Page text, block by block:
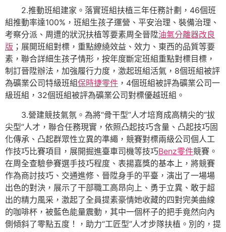
2.推動班組建家。落實班組扶植三年任務計劃，46個班
組推動率達100%，班組生孩子運營、平安治理、裝備治理、
考察分派、周遭的狀況扶植等要素周全晉陞油氣分離器改良
版 ；展開班組對標，重點繚繞效益、效力、東西的品質等要
素，聯合詳細生孩子情形，按年度斷定班組重點對標目標，
制訂晉陞辦法，加強履行力度，激起班組活氣，8個班組被評
為礦業公司特級班組保時捷零件 ，4個班組被評為礦業公司一
級班組，32個班組被評為礦業公司對標優越班組。
3.營建競技氣氛。為將“骨干型”人才培育成高精尖的“拔
尖型”人才，聯合任務現實，依照凸起技巧含量、凸起技巧固
化傳承、凸起群眾性立異的準繩，競賽對標兩級公司個人工
作技巧比賽項目，展開掘進臺車司機等技巧Benz零件競賽。
在周全查驗參賽選手技巧程度、表揚嘉獎的基本上，將競賽
作為商討技巧、交通進修、晉陞身手的平臺，演出了一場場
出色的對決，展示了干部職工高昂向上、勇于立異、敢于超
出的精力風采，激起了全員提素豪情她收藏的四對完美曲線
的咖啡杯，被藍色能量震動，其中一個杯子的把手竟然向內
側傾斜了零點五度！，助力“工匠型”人才步隊扶植。別的，提